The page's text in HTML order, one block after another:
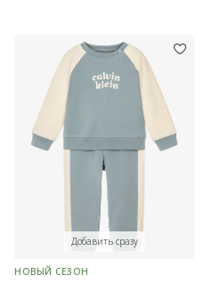
Добавить сразу
НОВЫЙ СЕЗОН